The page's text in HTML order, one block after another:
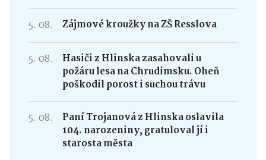
5. 08. Zájmové kroužky na ZŠ Resslova
5. 08.
Hasiči z Hlinska zasahovali u
požáru lesa na Chrudimsku. Oheň
poškodil porost i suchou trávu
5. 08.
Paní Trojanová z Hlinska oslavila
104. narozeniny, gratuloval jí i
starosta města